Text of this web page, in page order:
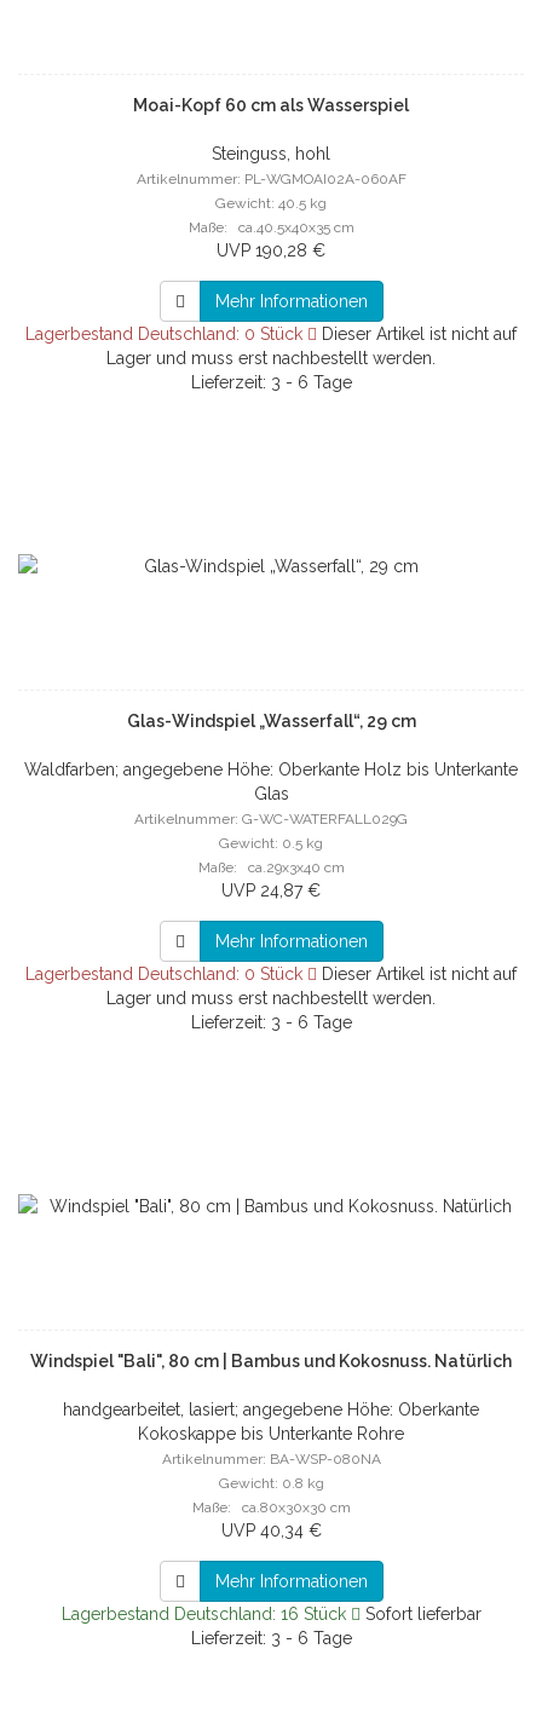
Moai-Kopf 60 cm als Wasserspiel
Steinguss, hohl
Artikelnummer: PL-WGMOAI02A-060AF
Gewicht: 40.5 kg
Maße: ca.40.5x40x35 cm
UVP 190,28 €
Mehr Informationen
Lagerbestand Deutschland: 0 Stück
Dieser Artikel ist nicht auf
Lager und muss erst nachbestellt werden.
Lieferzeit: 3 - 6 Tage
Glas-Windspiel „Wasserfall“, 29 cm
Waldfarben; angegebene Höhe: Oberkante Holz bis Unterkante
Glas
Artikelnummer: G-WC-WATERFALL029G
Gewicht: 0.5 kg
Maße: ca.29x3x40 cm
UVP 24,87 €
Mehr Informationen
Lagerbestand Deutschland: 0 Stück
Dieser Artikel ist nicht auf
Lager und muss erst nachbestellt werden.
Lieferzeit: 3 - 6 Tage
Windspiel "Bali", 80 cm | Bambus und Kokosnuss. Natürlich
handgearbeitet, lasiert; angegebene Höhe: Oberkante
Kokoskappe bis Unterkante Rohre
Artikelnummer: BA-WSP-080NA
Gewicht: 0.8 kg
Maße: ca.80x30x30 cm
UVP 40,34 €
Mehr Informationen
Lagerbestand Deutschland: 16 Stück
Sofort lieferbar
Lieferzeit: 3 - 6 Tage